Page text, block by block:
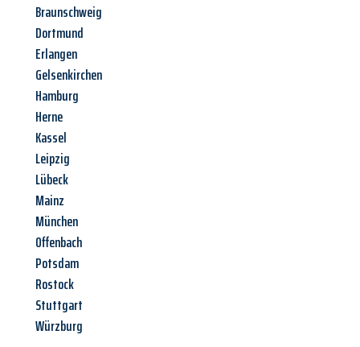
Braunschweig
Dortmund
Erlangen
Gelsenkirchen
Hamburg
Herne
Kassel
Leipzig
Lübeck
Mainz
München
Offenbach
Potsdam
Rostock
Stuttgart
Würzburg